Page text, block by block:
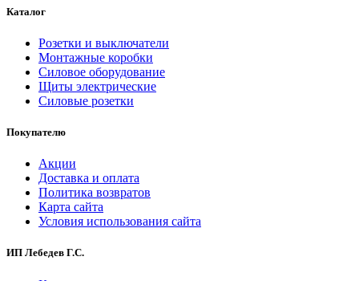
Каталог
Розетки и выключатели
Монтажные коробки
Силовое оборудование
Щиты электрические
Силовые розетки
Покупателю
Акции
Доставка и оплата
Политика возвратов
Карта сайта
Условия использования сайта
ИП Лебедев Г.С.